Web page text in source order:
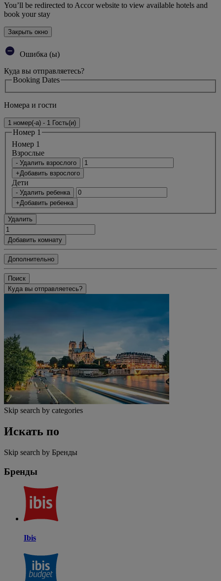
You’ll be redirected to Accor website to view available hotels and
book your stay
Закрыть окно
Ошибка (ы)
Куда вы отправляетесь?
Booking Dates
Номера и гости
1 номер(-а) - 1 Гость(и)
Номер 1
Номер 1
Bзрослые
- Удалить взрослого
+Добавить взрослого
Дети
- Удалить ребенка
+Добавить ребенка
Удалить
Добавить комнату
Дополнительно
Поиск
Куда вы отправляетесь?
Skip search by categories
Искать по
Skip search by Бренды
Бренды
Ibis